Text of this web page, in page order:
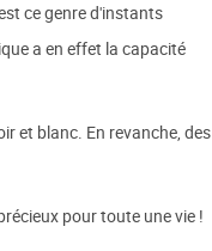
ce genre d'instants
a en effet la capacité
et blanc. En revanche, des
pour toute une vie !